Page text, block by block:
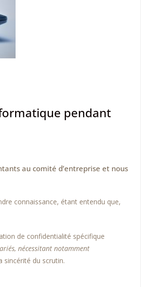
pendant
au comité d’entreprise et nous
connaissance, étant entendu que,
de confidentialité spécifique
nécessitant notamment
sincérité du scrutin.